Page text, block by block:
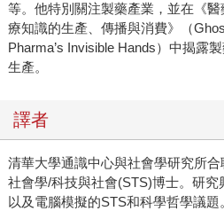
等。他特別關注製藥產業，並在《
療知識的生產、傳播與消費》（
Pharma’s Invisible Hands）中揭露
生產。
譯者
清華大學通識中心與社會學研究所
社會學/科技與社會(STS)博士。研究
以及電腦模擬的STS和科學哲學議題